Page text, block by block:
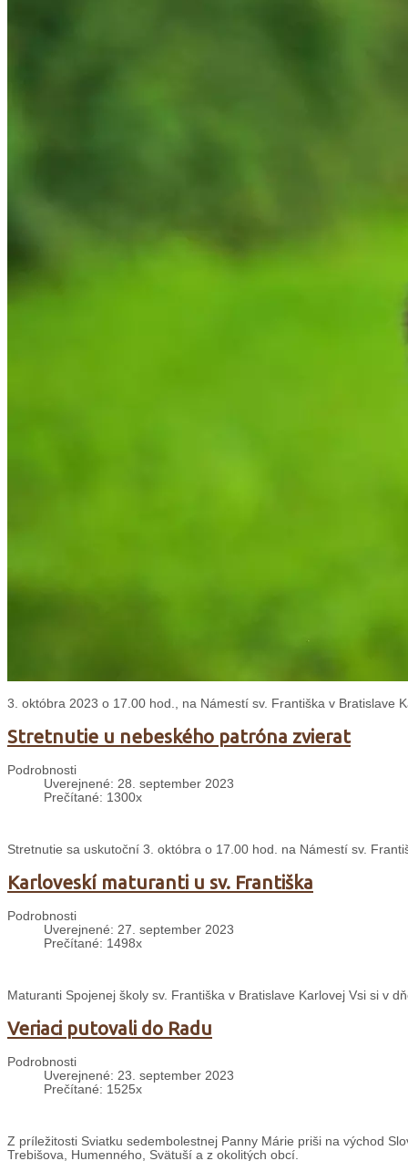
3. októbra 2023 o 17.00 hod., na Námestí sv. Františka v Bratislave
Stretnutie u nebeského patróna zvierat
Podrobnosti
Uverejnené: 28. september 2023
Prečítané: 1300x
Stretnutie sa uskutoční 3. októbra o 17.00 hod. na Námestí sv.
Karloveskí maturanti u sv. Františka
Podrobnosti
Uverejnené: 27. september 2023
Prečítané: 1498x
Maturanti Spojenej školy sv. Františka v Bratislave Karlovej Vsi si v
Veriaci putovali do Radu
Podrobnosti
Uverejnené: 23. september 2023
Prečítané: 1525x
Z príležitosti Sviatku sedembolestnej Panny Márie priši na východ
Trebišova, Humenného, Svätuší a z okolitých obcí.